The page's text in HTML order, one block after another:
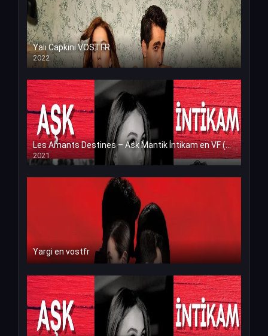
Yali Capkini VOSTFR
2022
Les Amants Destines – Ask Mantik İntikam en VF (Voix Francaise)
2021
Yargi en vostfr